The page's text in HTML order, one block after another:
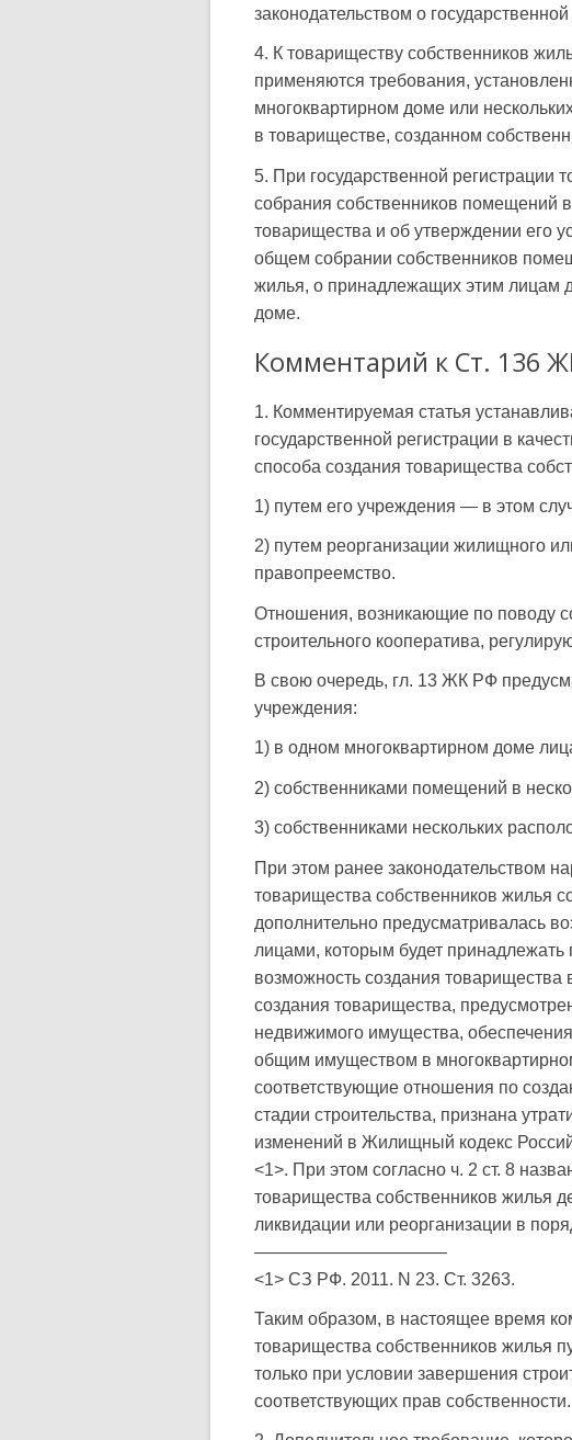
законодательством о
4. К товариществу собственников
применяются требования,
многоквартирном доме или
в товариществе, созданном
5. При государственной регистрации
собрания собственников помещений
товарищества и об утверждении его
общем собрании собственников
жилья, о принадлежащих этим лицам
доме.
Комментарий к Ст. 136
1. Комментируемая статья
государственной регистрации в
способа создания товарищества
1) путем его учреждения — в этом
2) путем реорганизации жилищного
правопреемство.
Отношения, возникающие по поводу
строительного кооператива,
В свою очередь, гл. 13 ЖК РФ
учреждения:
1) в одном многоквартирном доме
2) собственниками помещений в
3) собственниками нескольких
При этом ранее законодательством
товарищества собственников жилья
дополнительно предусматривалась
лицами, которым будет принадлежать
возможность создания
создания товарищества,
недвижимого имущества,
общим имуществом в
соответствующие отношения по
стадии строительства, признана
изменений в Жилищный кодекс
<1>. При этом согласно ч. 2 ст. 8
товарищества собственников жилья
ликвидации или реорганизации в
———————————
<1> СЗ РФ. 2011. N 23. Ст. 3263.
Таким образом, в настоящее время
товарищества собственников жилья
только при условии завершения
соответствующих прав собственности.